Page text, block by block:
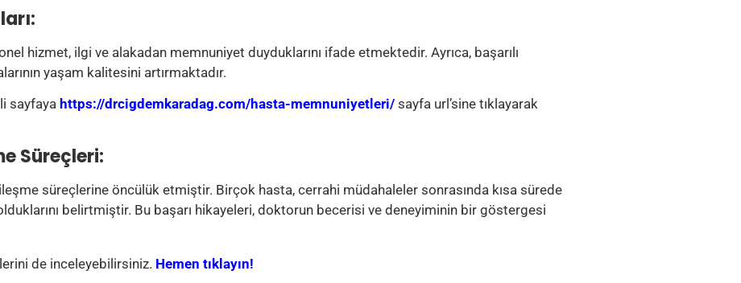
hizmet, ilgi ve alakadan memnuniyet duyduklarını ifade etmektedir. Ayrıca, başarılı
yaşam kalitesini artırmaktadır.
sayfaya https://drcigdemkaradag.com/hasta-memnuniyetleri/ sayfa url’sine tıklayarak
Süreçleri:
süreçlerine öncülük etmiştir. Birçok hasta, cerrahi müdahaleler sonrasında kısa sürede
belirtmiştir. Bu başarı hikayeleri, doktorun becerisi ve deneyiminin bir göstergesi
de inceleyebilirsiniz. Hemen tıklayın!